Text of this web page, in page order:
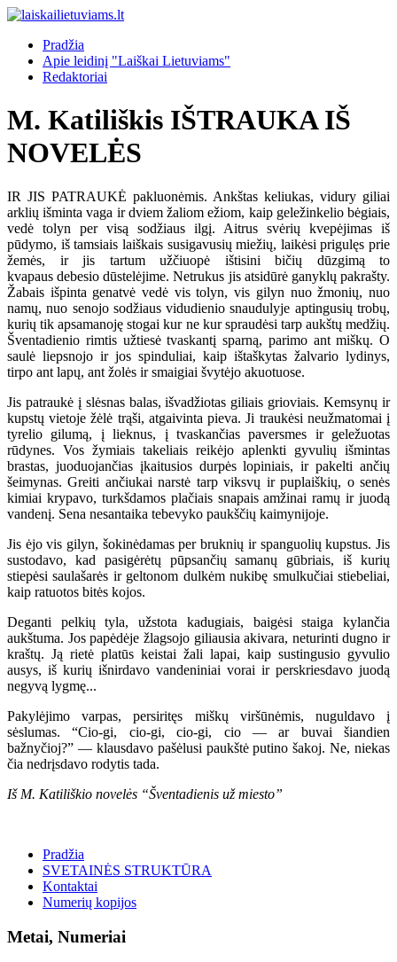
Pradžia
Apie leidinį "Laiškai Lietuviams"
Redaktoriai
M. Katiliškis IŠTRAUKA IŠ
NOVELĖS
IR JIS PATRAUKĖ pakluonėmis. Ankštas keliukas, vidury giliai
arklių išminta vaga ir dviem žaliom ežiom, kaip geležinkelio bėgiais,
vedė tolyn per visą sodžiaus ilgį. Aitrus svėrių kvepėjimas iš
pūdymo, iš tamsiais laiškais susigavusių miežių, laikėsi prigulęs prie
žemės, ir jis tartum užčiuopė ištisini bičių dūzgimą to
kvapaus debesio dūstelėjime. Netrukus jis atsidūrė ganyklų pakrašty.
Žabais išpinta genatvė vedė vis tolyn, vis gilyn nuo žmonių, nuo
namų, nuo senojo sodžiaus vidudienio snaudulyje aptingusių trobų,
kurių tik apsamanoję stogai kur ne kur spraudėsi tarp aukštų medžių.
Šventadienio rimtis užtiesė tvaskantį sparną, parimo ant miškų. O
saulė liepsnojo ir jos spinduliai, kaip ištaškytas žalvario lydinys,
tirpo ant lapų, ant žolės ir smaigiai švytėjo akuotuose.
Jis patraukė į slėsnas balas, išvadžiotas giliais grioviais. Kemsynų ir
kupstų vietoje žėlė trąši, atgaivinta pieva. Ji traukėsi neužmatomai į
tyrelio gilumą, į lieknus, į tvaskančias paversmes ir geležuotas
rūdynes. Vos žymiais takeliais reikėjo aplenkti gyvulių išmintas
brastas, juoduojančias įkaitusios durpės lopiniais, ir pakelti ančių
šeimynas. Greiti ančiukai narstė tarp viksvų ir puplaiškių, o senės
kimiai krypavo, turkšdamos plačiais snapais amžinai ramų ir juodą
vandenį. Sena nesantaika tebevyko paukščių kaimynijoje.
Jis ėjo vis gilyn, šokinėdamas per bruknių ir spanguolių kupstus. Jis
sustodavo, kad pasigėrėtų pūpsančių samanų gūbriais, iš kurių
stiepėsi saulašarės ir geltonom dulkėm nukibę smulkučiai stiebeliai,
kaip ratuotos bitės kojos.
Deganti pelkių tyla, užstota kadugiais, baigėsi staiga kylančia
aukštuma. Jos papėdėje žlagsojo giliausia akivara, neturinti dugno ir
kraštų. Ją rietė platūs keistai žali lapai, kaip sustingusio gyvulio
ausys, iš kurių išnirdavo vandeniniai vorai ir perskriesdavo juodą
negyvą lygmę...
Pakylėjimo varpas, persiritęs miškų viršūnėmis, nuguldavo į
sėslumas. “Cio-gi, cio-gi, cio-gi, cio — ar buvai šiandien
bažnyčioj?” — klausdavo pašėlusi paukštė putino šakoj. Ne, niekas
čia nedrįsdavo rodytis tada.
Iš M. Katiliškio novelės “Šventadienis už miesto”
Pradžia
SVETAINĖS STRUKTŪRA
Kontaktai
Numerių kopijos
Metai, Numeriai